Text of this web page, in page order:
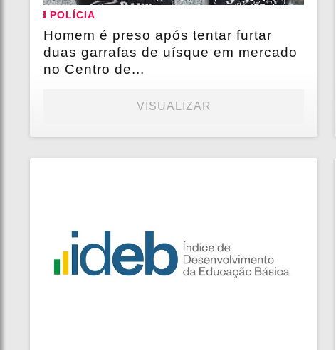
POLÍCIA
Homem é preso após tentar furtar
duas garrafas de uísque em mercado
no Centro de...
VISUALIZAR